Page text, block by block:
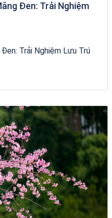
Đen: Trải Nghiệm
Trải Nghiệm Lưu Trú